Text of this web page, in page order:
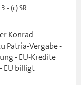
- (c) SR
Konrad-
Patria-Vergabe -
- EU-Kredite
EU billigt